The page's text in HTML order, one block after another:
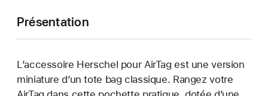
Présentation
L’accessoire Herschel pour AirTag est une version
miniature d’un tote bag classique. Rangez votre